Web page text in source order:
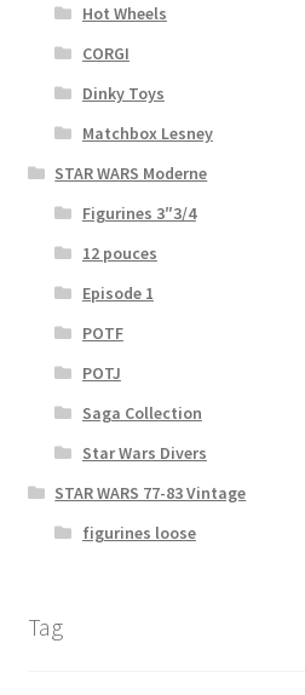
Hot Wheels
CORGI
Dinky Toys
Matchbox Lesney
STAR WARS Moderne
Figurines 3″3/4
12 pouces
Episode 1
POTF
POTJ
Saga Collection
Star Wars Divers
STAR WARS 77-83 Vintage
figurines loose
Tag